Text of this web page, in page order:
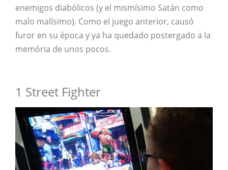
enemigos diabólicos (y el mismísimo Satán como
malo malísimo). Como el juego anterior, causó
furor en su época y ya ha quedado postergado a la
memória de unos pocos.
1 Street Fighter